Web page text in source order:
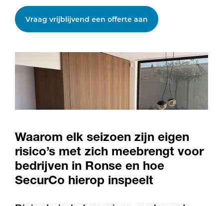
Vraag vrijblijvend een offerte aan
Waarom elk seizoen zijn eigen
risico’s met zich meebrengt voor
bedrijven in Ronse en hoe
SecurCo hierop inspeelt